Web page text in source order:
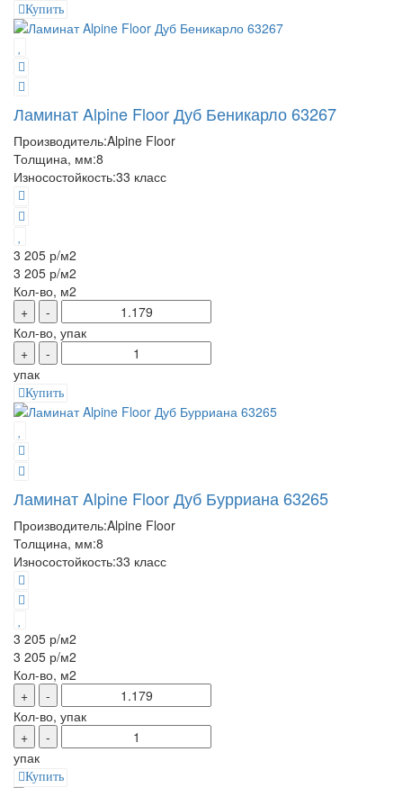
Купить
Ламинат Alpine Floor Дуб Беникарло 63267
Производитель:Alpine Floor
Толщина, мм:8
Износостойкость:33 класс
3 205 р/м2
3 205 р/м2
Кол-во, м2
+
-
Кол-во, упак
+
-
упак
Купить
Ламинат Alpine Floor Дуб Бурриана 63265
Производитель:Alpine Floor
Толщина, мм:8
Износостойкость:33 класс
3 205 р/м2
3 205 р/м2
Кол-во, м2
+
-
Кол-во, упак
+
-
упак
Купить